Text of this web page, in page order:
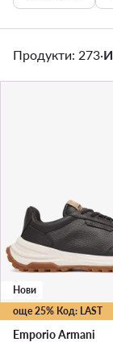
Продукти: 273·
още 25% Код: LAST
Нови
Emporio Armani